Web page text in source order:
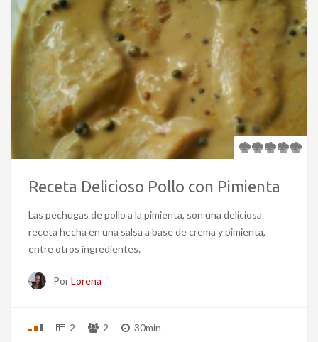
Receta Delicioso Pollo con Pimienta
Las pechugas de pollo a la pimienta, son una deliciosa
receta hecha en una salsa a base de crema y pimienta,
entre otros ingredientes.
PorLorena
2 2 30min